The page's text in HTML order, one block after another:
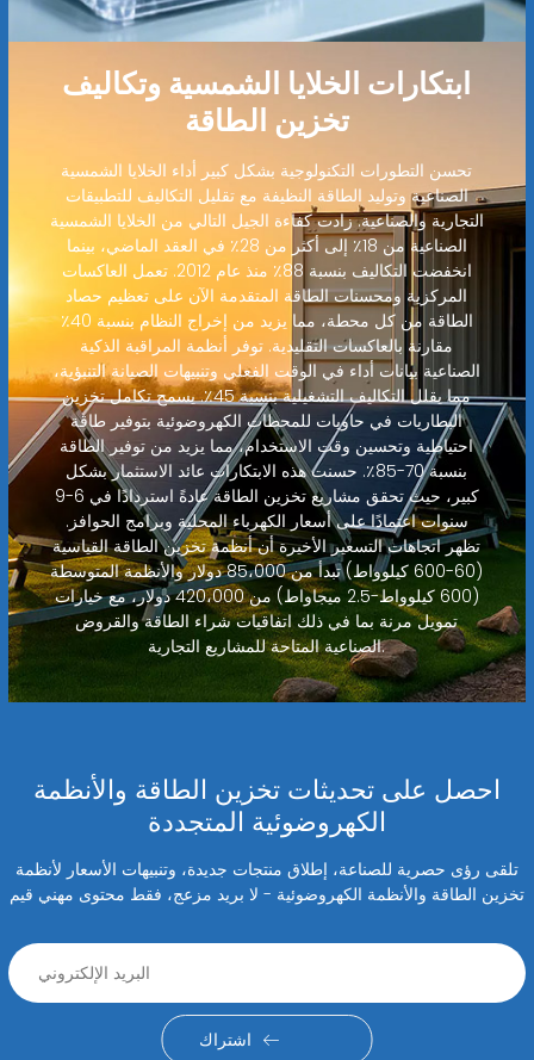
ابتكارات الخلايا الشمسية وتكاليف
تخزين الطاقة
تحسن التطورات التكنولوجية بشكل كبير أداء الخلايا الشمسية
الصناعية وتوليد الطاقة النظيفة مع تقليل التكاليف للتطبيقات
التجارية والصناعية. زادت كفاءة الجيل التالي من الخلايا الشمسية
الصناعية من 18٪ إلى أكثر من 28٪ في العقد الماضي، بينما
انخفضت التكاليف بنسبة 88٪ منذ عام 2012. تعمل العاكسات
المركزية ومحسنات الطاقة المتقدمة الآن على تعظيم حصاد
الطاقة من كل محطة، مما يزيد من إخراج النظام بنسبة 40٪
مقارنة بالعاكسات التقليدية. توفر أنظمة المراقبة الذكية
الصناعية بيانات أداء في الوقت الفعلي وتنبيهات الصيانة التنبؤية،
مما يقلل التكاليف التشغيلية بنسبة 45٪. يسمح تكامل تخزين
البطاريات في حاويات للمحطات الكهروضوئية بتوفير طاقة
احتياطية وتحسين وقت الاستخدام، مما يزيد من توفير الطاقة
بنسبة 70-85٪. حسنت هذه الابتكارات عائد الاستثمار بشكل
كبير، حيث تحقق مشاريع تخزين الطاقة عادةً استردادًا في 6-9
سنوات اعتمادًا على أسعار الكهرباء المحلية وبرامج الحوافز.
تظهر اتجاهات التسعير الأخيرة أن أنظمة تخزين الطاقة القياسية
(60-600 كيلوواط) تبدأ من 85،000 دولار والأنظمة المتوسطة
(600 كيلوواط-2.5 ميجاواط) من 420،000 دولار، مع خيارات
تمويل مرنة بما في ذلك اتفاقيات شراء الطاقة والقروض
الصناعية المتاحة للمشاريع التجارية.
احصل على تحديثات تخزين الطاقة والأنظمة
الكهروضوئية المتجددة
تلقى رؤى حصرية للصناعة، إطلاق منتجات جديدة، وتنبيهات الأسعار لأنظمة
تخزين الطاقة والأنظمة الكهروضوئية - لا بريد مزعج، فقط محتوى مهني قيم
اشتراك